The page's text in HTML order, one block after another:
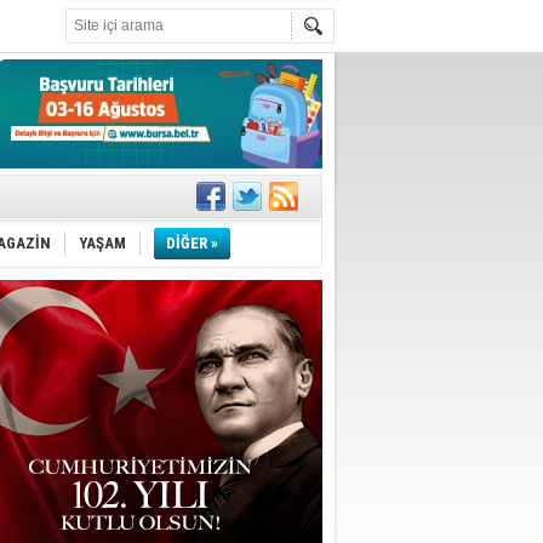
ihracat
YAŞAM DİĞER »